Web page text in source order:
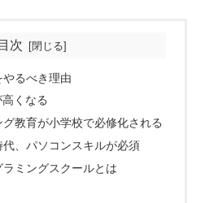
目次
るべき理由
くなる
教育が小学校で必修化される
、パソコンスキルが必須
ミングスクールとは